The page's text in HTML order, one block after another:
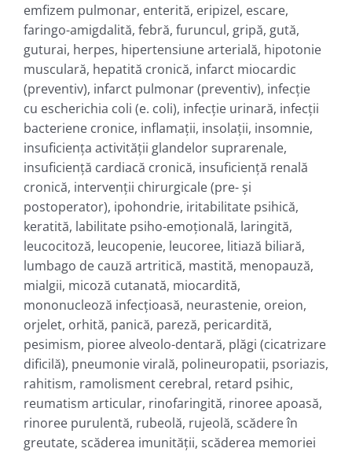
emfizem pulmonar, enterită, eripizel, escare,
faringo-amigdalită, febră, furuncul, gripă, gută,
guturai, herpes, hipertensiune arterială, hipotonie
musculară, hepatită cronică, infarct miocardic
(preventiv), infarct pulmonar (preventiv), infecţie
cu escherichia coli (e. coli), infecţie urinară, infecţii
bacteriene cronice, inflamaţii, insolaţii, insomnie,
insuficienţa activităţii glandelor suprarenale,
insuficienţă cardiacă cronică, insuficienţă renală
cronică, intervenţii chirurgicale (pre- şi
postoperator), ipohondrie, iritabilitate psihică,
keratită, labilitate psiho-emoţională, laringită,
leucocitoză, leucopenie, leucoree, litiază biliară,
lumbago de cauză artritică, mastită, menopauză,
mialgii, micoză cutanată, miocardită,
mononucleoză infecţioasă, neurastenie, oreion,
orjelet, orhită, panică, pareză, pericardită,
pesimism, pioree alveolo-dentară, plăgi (cicatrizare
dificilă), pneumonie virală, polineuropatii, psoriazis,
rahitism, ramolisment cerebral, retard psihic,
reumatism articular, rinofaringită, rinoree apoasă,
rinoree purulentă, rubeolă, rujeolă, scădere în
greutate, scăderea imunităţii, scăderea memoriei